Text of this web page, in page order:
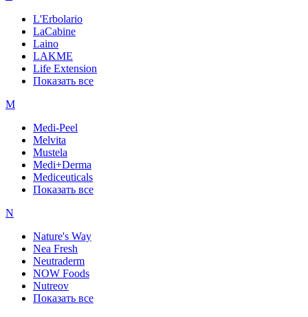
L'Erbolario
LaCabine
Laino
LAKME
Life Extension
Показать все
M
Medi-Peel
Melvita
Mustela
Medi+Derma
Mediceuticals
Показать все
N
Nature's Way
Nea Fresh
Neutraderm
NOW Foods
Nutreov
Показать все